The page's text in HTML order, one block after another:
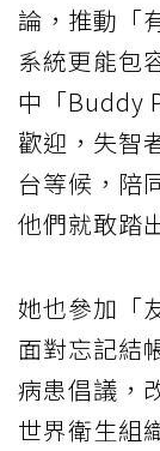
論，推動「
系統更能包
中「Buddy
歡迎，失智
台等候，陪
他們就敢踏
她也參加「
面對忘記結
病患倡議，
世界衛生組